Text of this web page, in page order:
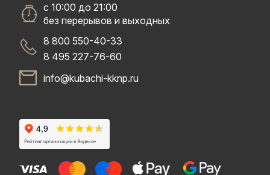
с 10:00 до 21:00
без перерывов и выходных
8 800 550-40-33
8 495 227-76-60
info@kubachi-kknp.ru